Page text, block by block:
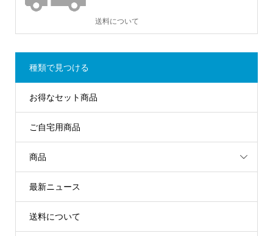
送料について
種類で見つける
お得なセット商品
ご自宅用商品
商品
最新ニュース
送料について